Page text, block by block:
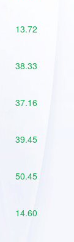
13.72
38.33
37.16
39.45
50.45
14.60